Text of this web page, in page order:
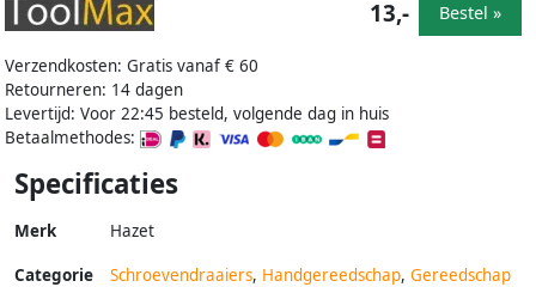
Verzendkosten: Gratis vanaf € 60
Retourneren: 14 dagen
Levertijd: Voor 22:45 besteld, volgende dag in huis
Betaalmethodes:
13,- Bestel »
Specificaties
Merk Hazet
Categorie Schroevendraaiers, Handgereedschap, Gereedschap